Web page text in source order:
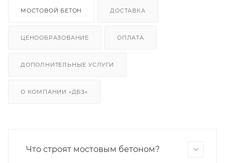
МОСТОВОЙ БЕТОН ДОСТАВКА
ЦЕНООБРАЗОВАНИЕ ОПЛАТА
ДОПОЛНИТЕЛЬНЫЕ УСЛУГИ
О КОМПАНИИ «ДБЗ»
Что строят мостовым бетоном?